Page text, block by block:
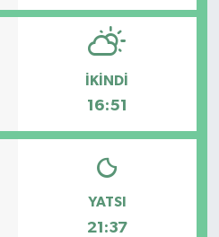
İKINDI
16:51
YATSI
21:37